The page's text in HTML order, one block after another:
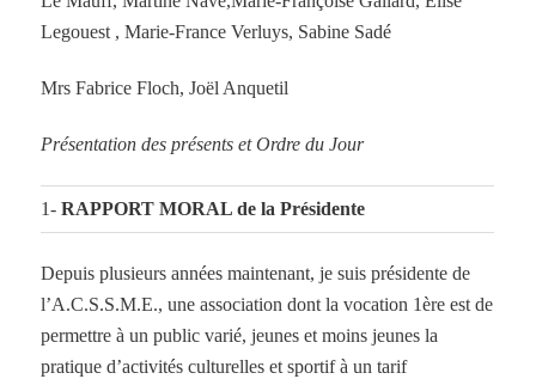
Legouest , Marie-France Verluys, Sabine Sadé
Mrs Fabrice Floch, Joël Anquetil
Présentation des présents et Ordre du Jour
1-RAPPORT MORAL de la Présidente
Depuis plusieurs années maintenant, je suis présidente de
l’A.C.S.S.M.E., une association dont la vocation 1ère est de
permettre à un public varié, jeunes et moins jeunes la
pratique d’activités culturelles et sportif à un tarif